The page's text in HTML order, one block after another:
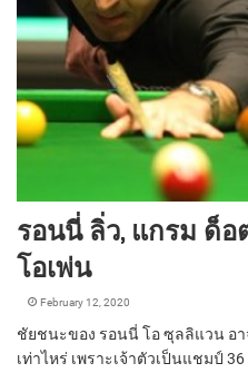
รอนนี่ ลิ่ว, แกรม ด็อ
โอเพ่น
February 12, 2020
ชัยชนะของ รอนนี่ โอ ซุลลิแวน อ
เท่าไหร่ เพราะเจ้าตัวเป็นแชมป์